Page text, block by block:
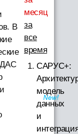
В
месяц
за
все
время
САРУС+:
модель
данных
и